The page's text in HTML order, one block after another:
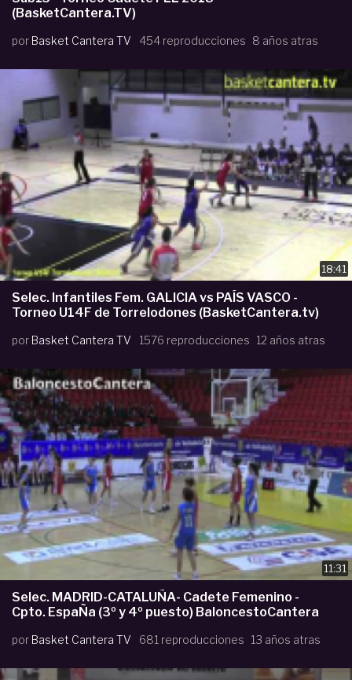
(BasketCantera.TV)
por Basket Cantera TV 454 reproducciones 8 años atras
18:41
Selec. Infantiles Fem. GALICIA vs PAÍS VASCO -
Torneo U14F de Torrelodones (BasketCantera.tv)
por Basket Cantera TV 1576 reproducciones 12 años atras
11:31
Selec. MADRID-CATALUÑA- Cadete Femenino -
Cpto. EspaÑa (3º y 4º puesto) BaloncestoCantera
por Basket Cantera TV 681 reproducciones 13 años atras